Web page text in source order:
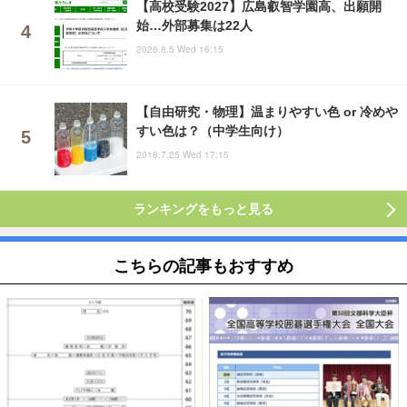
【高校受験2027】広島叡智学園高、出願開
始…外部募集は22人
2026.8.5 Wed 16:15
【自由研究・物理】温まりやすい色 or 冷めや
すい色は？（中学生向け）
2018.7.25 Wed 17:15
ランキングをもっと見る
こちらの記事もおすすめ